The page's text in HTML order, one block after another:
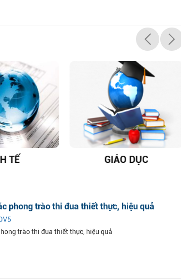
DỤC
DỊCH VIÊM PHỔI COVID-
phong trào thi đua thiết thực, hiệu quả
trào thi đua thiết thực, hiệu quả